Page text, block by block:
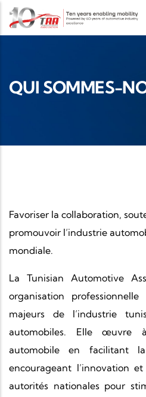
Aller au contenu principal
QUI SOMMES-
Favoriser la collaboration,
promouvoir l’industrie
mondiale.
La Tunisian Automotive
organisation
majeurs de l’industrie
automobiles. Elle œuvre
automobile en facilitant
encourageant l’innovation
autorités nationales pour